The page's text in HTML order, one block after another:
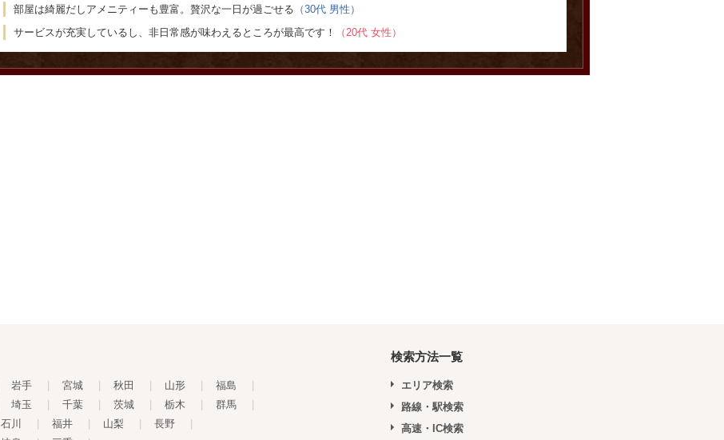
部屋は綺麗だしアメニティーも豊富。贅沢な一日が過ごせる （30代 男性）
サービスが充実しているし、非日常感が味わえるところが最高です！
（20代 女性）
岩手 宮城 秋田 山形 福島
埼玉 千葉 茨城 栃木 群馬
石川 福井 山梨 長野
検索方法一覧
エリア検索
路線・駅検索
高速・IC検索